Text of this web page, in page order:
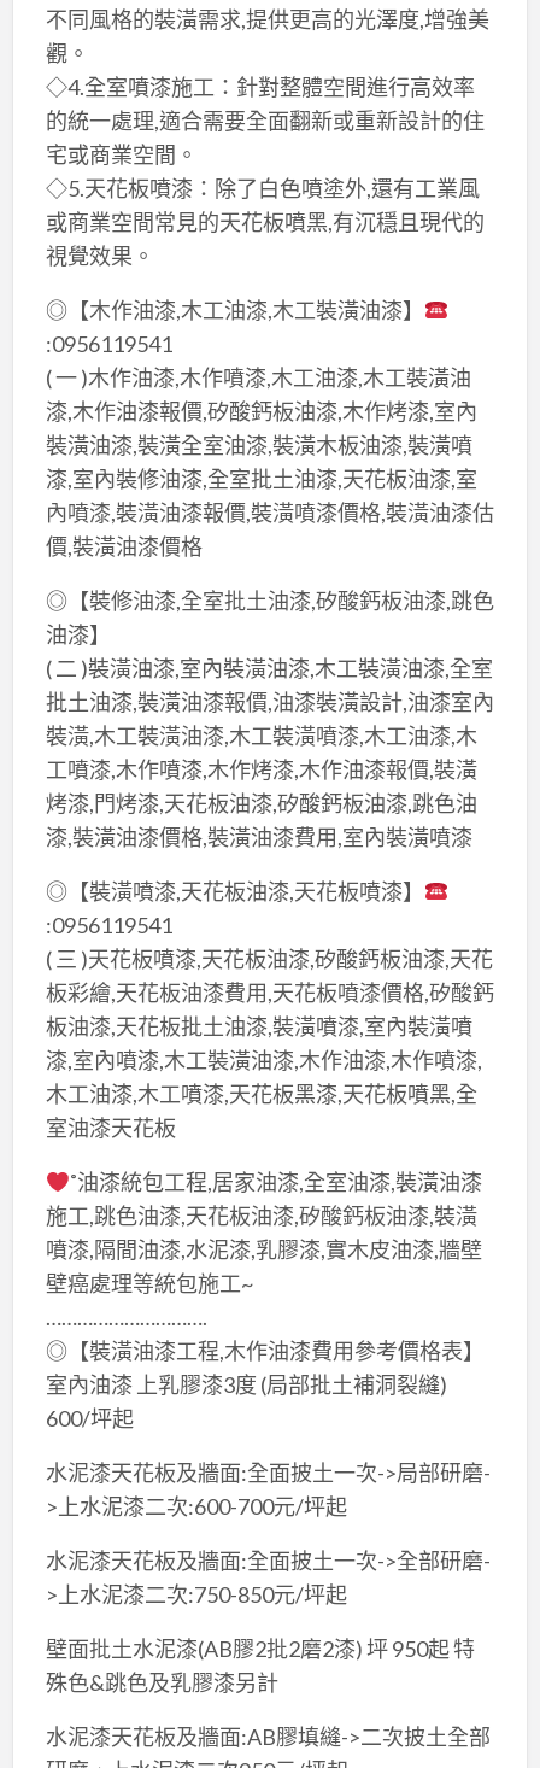
不同風格的裝潢需求,提供更高的光澤度,增強美
觀。
◇4.全室噴漆施工：針對整體空間進行高效率
的統一處理,適合需要全面翻新或重新設計的住
宅或商業空間。
◇5.天花板噴漆：除了白色噴塗外,還有工業風
或商業空間常見的天花板噴黑,有沉穩且現代的
視覺效果。
◎【木作油漆,木工油漆,木工裝潢油漆】
:0956119541
( 一 )木作油漆,木作噴漆,木工油漆,木工裝潢油
漆,木作油漆報價,矽酸鈣板油漆,木作烤漆,室內
裝潢油漆,裝潢全室油漆,裝潢木板油漆,裝潢噴
漆,室內裝修油漆,全室批土油漆,天花板油漆,室
內噴漆,裝潢油漆報價,裝潢噴漆價格,裝潢油漆估
價,裝潢油漆價格
◎【裝修油漆,全室批土油漆,矽酸鈣板油漆,跳色
油漆】
( 二 )裝潢油漆,室內裝潢油漆,木工裝潢油漆,全室
批土油漆,裝潢油漆報價,油漆裝潢設計,油漆室內
裝潢,木工裝潢油漆,木工裝潢噴漆,木工油漆,木
工噴漆,木作噴漆,木作烤漆,木作油漆報價,裝潢
烤漆,門烤漆,天花板油漆,矽酸鈣板油漆,跳色油
漆,裝潢油漆價格,裝潢油漆費用,室內裝潢噴漆
◎【裝潢噴漆,天花板油漆,天花板噴漆】
:0956119541
( 三 )天花板噴漆,天花板油漆,矽酸鈣板油漆,天花
板彩繪,天花板油漆費用,天花板噴漆價格,矽酸鈣
板油漆,天花板批土油漆,裝潢噴漆,室內裝潢噴
漆,室內噴漆,木工裝潢油漆,木作油漆,木作噴漆,
木工油漆,木工噴漆,天花板黑漆,天花板噴黑,全
室油漆天花板
˚油漆統包工程,居家油漆,全室油漆,裝潢油漆
施工,跳色油漆,天花板油漆,矽酸鈣板油漆,裝潢
噴漆,隔間油漆,水泥漆,乳膠漆,實木皮油漆,牆壁
壁癌處理等統包施工~
………………………….
◎【裝潢油漆工程,木作油漆費用參考價格表】
室內油漆 上乳膠漆3度 (局部批土補洞裂縫)
600/坪起
水泥漆天花板及牆面:全面披土一次->局部研磨-
>上水泥漆二次:600-700元/坪起
水泥漆天花板及牆面:全面披土一次->全部研磨-
>上水泥漆二次:750-850元/坪起
壁面批土水泥漆(AB膠2批2磨2漆) 坪 950起 特
殊色&跳色及乳膠漆另計
水泥漆天花板及牆面:AB膠填縫->二次披土全部